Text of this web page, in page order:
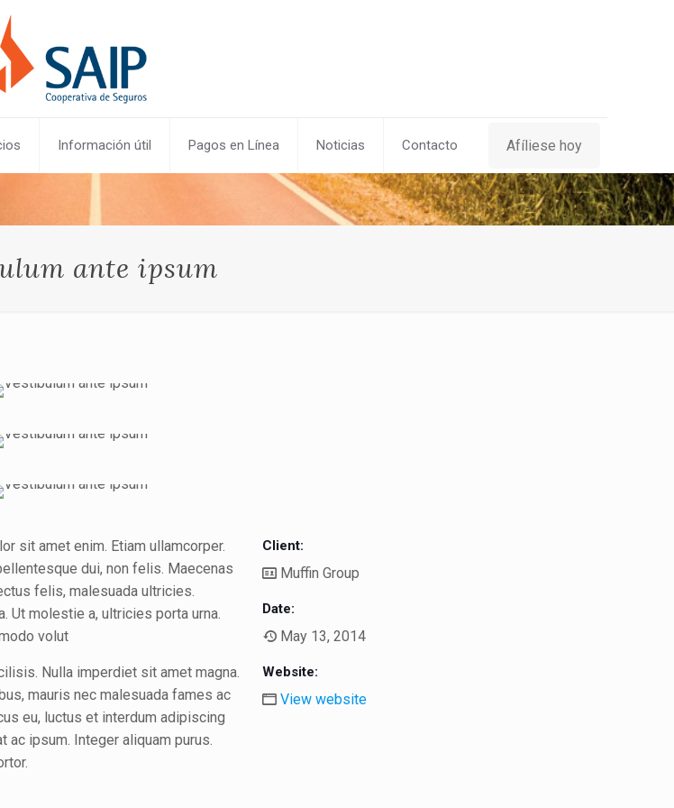
Información útil Pagos en Línea Noticias Contacto Afíliese hoy
ante ipsum
sit amet enim. Etiam ullamcorper.
dui, non felis. Maecenas
felis, malesuada ultricies.
Ut molestie a, ultricies porta urna.
volut
Nulla imperdiet sit amet magna.
mauris nec malesuada fames ac
eu, luctus et interdum adipiscing
ac ipsum. Integer aliquam purus.
Client:
Muffin Group
Date:
May 13, 2014
Website:
View website